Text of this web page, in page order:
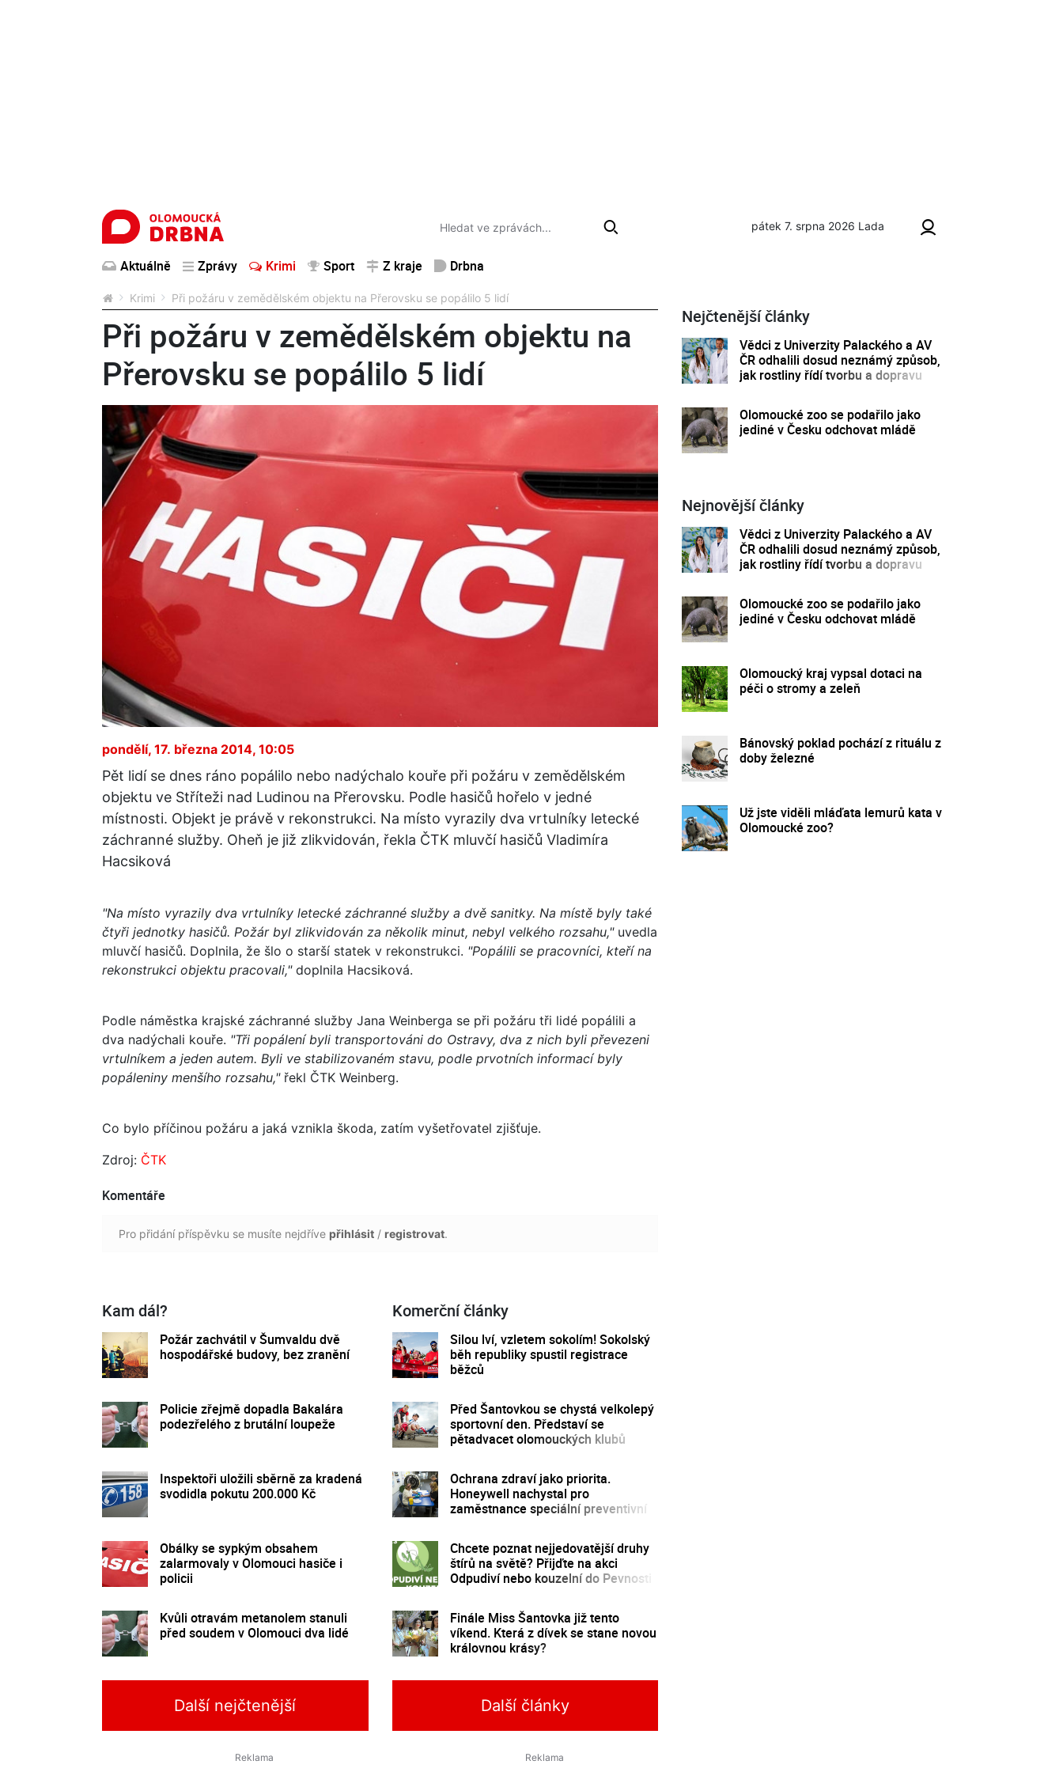
pátek 7. srpna 2026 Lada
Aktuálně Zprávy Krimi Sport Z kraje Drbna
Krimi Při požáru v zemědělském objektu na Přerovsku se popálilo 5 lidí
Při požáru v zemědělském objektu na
Přerovsku se popálilo 5 lidí
pondělí, 17. března 2014, 10:05
Pět lidí se dnes ráno popálilo nebo nadýchalo kouře při požáru v zemědělském
objektu ve Stříteži nad Ludinou na Přerovsku. Podle hasičů hořelo v jedné
místnosti. Objekt je právě v rekonstrukci. Na místo vyrazily dva vrtulníky letecké
záchranné služby. Oheň je již zlikvidován, řekla ČTK mluvčí hasičů Vladimíra
Hacsiková
"Na místo vyrazily dva vrtulníky letecké záchranné služby a dvě sanitky. Na místě byly také
čtyři jednotky hasičů. Požár byl zlikvidován za několik minut, nebyl velkého rozsahu,"uvedla
mluvčí hasičů. Doplnila, že šlo o starší statek v rekonstrukci. "Popálili se pracovníci, kteří na
rekonstrukci objektu pracovali,"doplnila Hacsiková.
Podle náměstka krajské záchranné služby Jana Weinberga se při požáru tři lidé popálili a
dva nadýchali kouře. "Tři popálení byli transportováni do Ostravy, dva z nich byli převezeni
vrtulníkem a jeden autem. Byli ve stabilizovaném stavu, podle prvotních informací byly
popáleniny menšího rozsahu,"řekl ČTK Weinberg.
Co bylo příčinou požáru a jaká vznikla škoda, zatím vyšetřovatel zjišťuje.
Zdroj: ČTK
Komentáře
Pro přidání příspěvku se musíte nejdříve přihlásit / registrovat.
Kam dál?
Požár zachvátil v Šumvaldu dvě
hospodářské budovy, bez zranění
Policie zřejmě dopadla Bakalára
podezřelého z brutální loupeže
Inspektoři uložili sběrně za kradená
svodidla pokutu 200.000 Kč
Obálky se sypkým obsahem
zalarmovaly v Olomouci hasiče i
policii
Kvůli otravám metanolem stanuli
před soudem v Olomouci dva lidé
Komerční články
Silou lví, vzletem sokolím! Sokolský
běh republiky spustil registrace
běžců
Před Šantovkou se chystá velkolepý
sportovní den. Představí se
pětadvacet olomouckých klubů
Ochrana zdraví jako priorita.
Honeywell nachystal pro
zaměstnance speciální preventivní
Chcete poznat nejjedovatější druhy
štírů na světě? Přijďte na akci
Odpudiví nebo kouzelní do Pevnosti
Finále Miss Šantovka již tento
víkend. Která z dívek se stane novou
královnou krásy?
Další nejčtenější Další články
Nejčtenější články
Vědci z Univerzity Palackého a AV
ČR odhalili dosud neznámý způsob,
jak rostliny řídí tvorbu a dopravu
Olomoucké zoo se podařilo jako
jediné v Česku odchovat mládě
Nejnovější články
Vědci z Univerzity Palackého a AV
ČR odhalili dosud neznámý způsob,
jak rostliny řídí tvorbu a dopravu
Olomoucké zoo se podařilo jako
jediné v Česku odchovat mládě
Olomoucký kraj vypsal dotaci na
péči o stromy a zeleň
Bánovský poklad pochází z rituálu z
doby železné
Už jste viděli mláďata lemurů kata v
Olomoucké zoo?